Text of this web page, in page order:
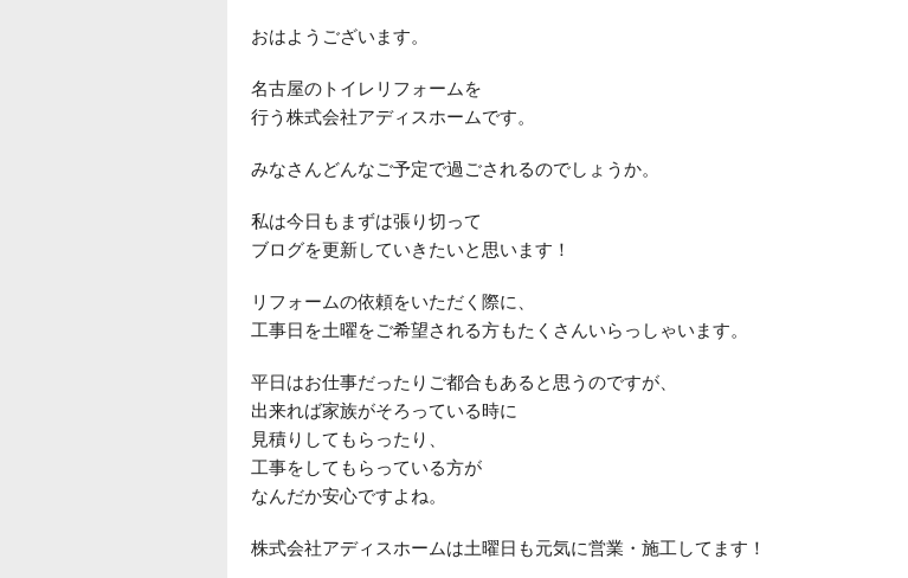
おはようございます。
名古屋のトイレリフォームを
行う株式会社アディスホームです。
みなさんどんなご予定で過ごされるのでしょうか。
私は今日もまずは張り切って
ブログを更新していきたいと思います！
リフォームの依頼をいただく際に、
工事日を土曜をご希望される方もたくさんいらっしゃいます。
平日はお仕事だったりご都合もあると思うのですが、
出来れば家族がそろっている時に
見積りしてもらったり、
工事をしてもらっている方が
なんだか安心ですよね。
株式会社アディスホームは土曜日も元気に営業・施工してます！